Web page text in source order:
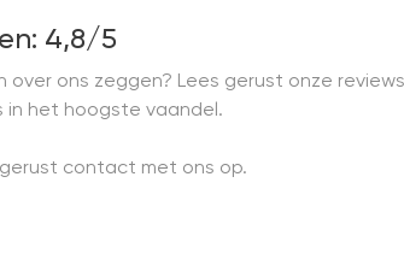
4,8/5
over ons zeggen? Lees gerust onze
in het hoogste vaandel.
contact met ons op.